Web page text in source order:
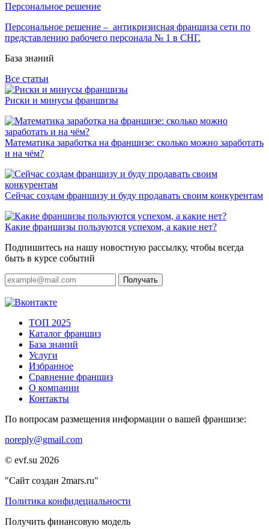
Персональное решение
Персональное решение – антикризисная франшиза сети по
представлению рабочего персонала № 1 в СНГ.
База знаний
Все статьи
Риски и минусы франшизы
Математика заработка на франшизе: сколько можно заработать
и на чём?
Сейчас создам франшизу и буду продавать своим конкурентам
Какие франшизы пользуются успехом, а какие нет?
Подпишитесь на нашу новостную рассылку, чтобы всегда
быть в курсе событий
Получать
ТОП 2025
Каталог франшиз
База знаний
Услуги
Избранное
Сравнение франшиз
О компании
Контакты
По вопросам размещения информации о вашей франшизе:
noreply@gmail.com
© evf.su 2026
"Сайт создан 2mars.ru"
Политика конфидециальности
Получить финансовую модель